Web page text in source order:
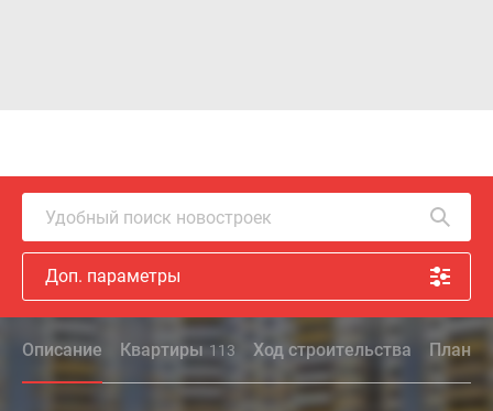
Удобный поиск новостроек
Доп. параметры
Описание Квартиры 113 Ход строительства